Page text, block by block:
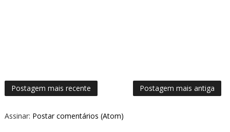
Postagem mais recente Postagem mais antiga
Assinar: Postar comentários (Atom)